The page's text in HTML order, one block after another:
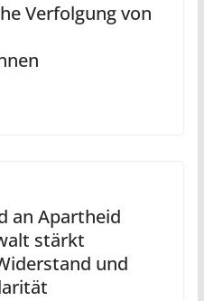
Verfolgung von
an Apartheid
stärkt
und